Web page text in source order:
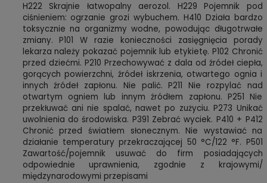
H222 Skrajnie łatwopalny aerozol. H229 Pojemnik pod
ciśnieniem: ogrzanie grozi wybuchem. H410 Działa bardzo
toksycznie na organizmy wodne, powodując długotrwałe
zmiany. P101 W razie konieczności zasięgnięcia porady
lekarza należy pokazać pojemnik lub etykietę. P102 Chronić
przed dziećmi. P210 Przechowywać z dala od źródeł ciepła,
gorących powierzchni, źródeł iskrzenia, otwartego ognia i
innych źródeł zapłonu. Nie palić. P211 Nie rozpylać nad
otwartym ogniem lub innym źródłem zapłonu. P251 Nie
przekłuwać ani nie spalać, nawet po zużyciu. P273 Unikać
uwolnienia do środowiska. P391 Zebrać wyciek. P410 + P412
Chronić przed światłem słonecznym. Nie wystawiać na
działanie temperatury przekraczającej 50 °C/122 °F. P501
Zawartość/pojemnik usuwać do firm posiadających
odpowiednie uprawnienia, zgodnie z krajowymi/
międzynarodowymi przepisami